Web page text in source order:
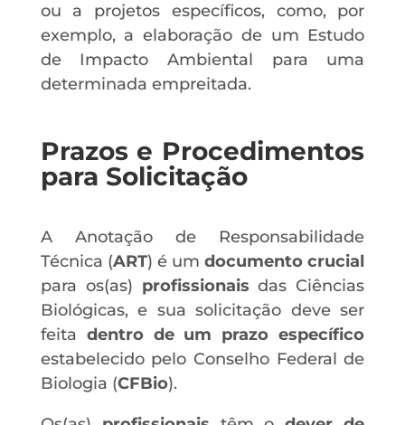
ou a projetos específicos, como, por
exemplo, a elaboração de um Estudo
de Impacto Ambiental para uma
determinada empreitada.
Prazos e Procedimentos
para Solicitação
A Anotação de Responsabilidade
Técnica (ART) é umdocumento crucial
para os(as) profissionais das Ciências
Biológicas, e sua solicitação deve ser
feita dentro de um prazo específico
estabelecido pelo Conselho Federal de
Biologia (CFBio).